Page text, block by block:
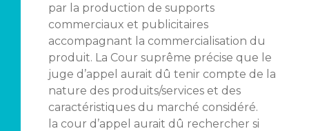
par la production de supports
commerciaux et publicitaires
accompagnant la commercialisation du
produit. La Cour suprême précise que le
juge d’appel aurait dû tenir compte de la
nature des produits/services et des
caractéristiques du marché considéré.
la cour d’appel aurait dû rechercher si